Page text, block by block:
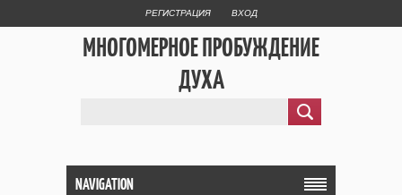
РЕГИСТРАЦИЯ ВХОД
МНОГОМЕРНОЕ ПРОБУЖДЕНИЕ
ДУХА
NAVIGATION